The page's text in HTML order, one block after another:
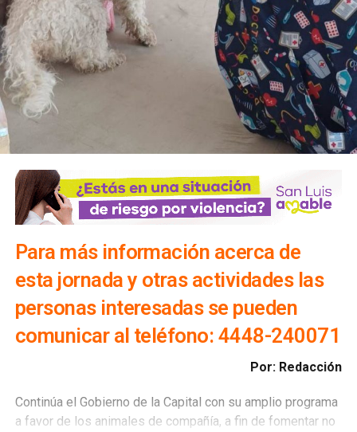
Para más información acerca de
esta jornada y otras actividades las
personas interesadas se pueden
comunicar al teléfono: 4448-240071
Por: Redacción
Continúa el Gobierno de la Capital con su amplio programa
a favor de los animales de compañía, a fin de fomentar no